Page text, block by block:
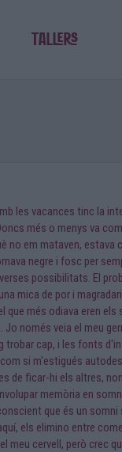
les vacances tinc la
més o menys va
no em mataven, estava
negre i fosc per
possibilitats. El
mica de por i
més odiava eren
només veia el meu
trobar cap, i les fonts
si m'estigués
de ficar-hi els altres,
memòria en
que és un somni
els elimino entre
meu cervell, però crec